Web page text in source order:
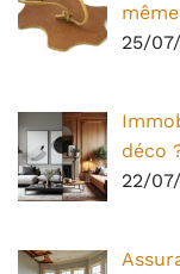
25/
déco
22/